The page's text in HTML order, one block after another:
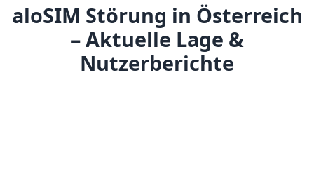
aloSIM Störung in Österreich
– Aktuelle Lage &
Nutzerberichte